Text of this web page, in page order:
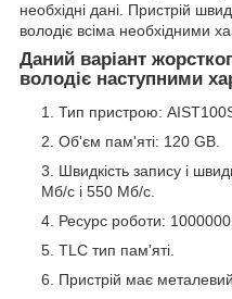
необхідні дані. Пристрій
володіє всіма необхідними
Даний варіант
володіє наступними
Тип пристрою:
Об'єм пам'яті: 120 GB.
Швидкість запису і
Мб/с і 550 Мб/с.
Ресурс роботи:
TLC тип пам'яті.
Пристрій має